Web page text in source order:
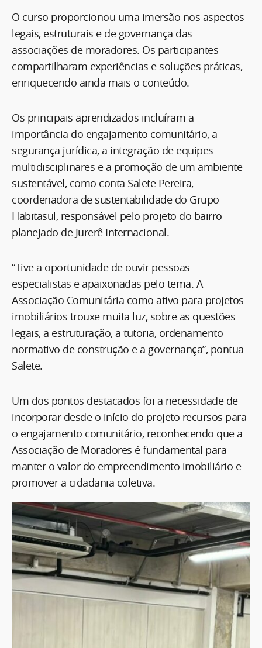
O curso proporcionou uma imersão nos aspectos
legais, estruturais e de governança das
associações de moradores. Os participantes
compartilharam experiências e soluções práticas,
enriquecendo ainda mais o conteúdo.
Os principais aprendizados incluíram a
importância do engajamento comunitário, a
segurança jurídica, a integração de equipes
multidisciplinares e a promoção de um ambiente
sustentável, como conta Salete Pereira,
coordenadora de sustentabilidade do Grupo
Habitasul, responsável pelo projeto do bairro
planejado de Jurerê Internacional.
“Tive a oportunidade de ouvir pessoas
especialistas e apaixonadas pelo tema. A
Associação Comunitária como ativo para projetos
imobiliários trouxe muita luz, sobre as questões
legais, a estruturação, a tutoria, ordenamento
normativo de construção e a governança”, pontua
Salete.
Um dos pontos destacados foi a necessidade de
incorporar desde o início do projeto recursos para
o engajamento comunitário, reconhecendo que a
Associação de Moradores é fundamental para
manter o valor do empreendimento imobiliário e
promover a cidadania coletiva.